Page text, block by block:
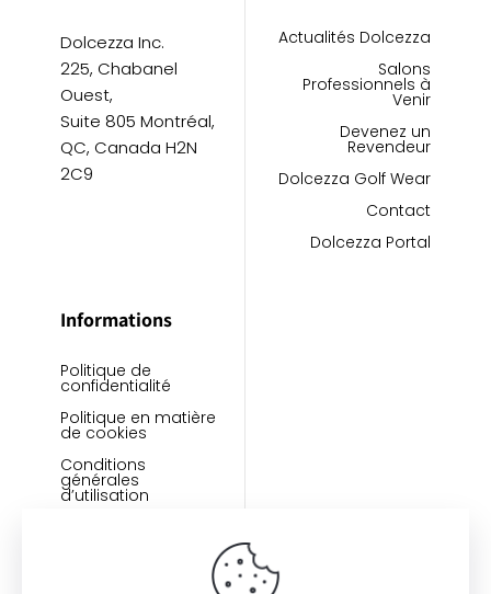
Dolcezza Inc.
225, Chabanel
Ouest,
Suite 805 Montréal,
QC, Canada H2N
2C9
Actualités Dolcezza
Salons
Professionnels à
Venir
Devenez un
Revendeur
Dolcezza Golf Wear
Contact
Dolcezza Portal
Informations
Politique de
confidentialité
Politique en matière
de cookies
Conditions
générales
d’utilisation